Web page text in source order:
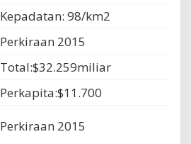
Kepadatan: 98/km2
Perkiraan 2015
Total:$32.259miliar
Perkapita:$11.700
Perkiraan 2015